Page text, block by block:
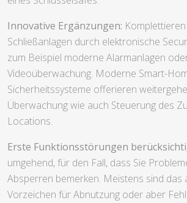
Innovative Ergänzungen:
Schließanlagen durch elektronische
zum Beispiel moderne Alarmanlagen
Videoüberwachung. Moderne Smart-
Sicherheitssysteme offerieren
Überwachung wie auch Steuerung des
Locations.
Erste Funktionsstörungen
umgehend, für den Fall, dass Sie
Absperren bemerken. Meistens sind das
Vorzeichen für Abnutzung oder aber